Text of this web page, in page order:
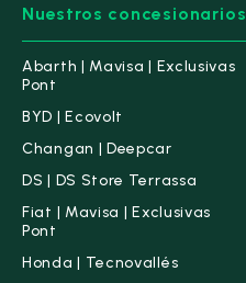
Nuestros concesionarios
Abarth | Mavisa | Exclusivas
Pont
BYD | Ecovolt
Changan | Deepcar
DS | DS Store Terrassa
Fiat | Mavisa | Exclusivas
Pont
Honda | Tecnovallés